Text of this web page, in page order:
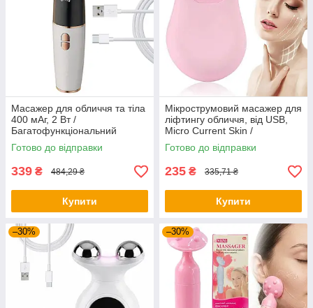
Масажер для обличчя та тіла
400 мАг, 2 Вт /
Багатофункціональний
масажер для догляду за
шкірою обличчя /
Вібромасажер для обличчя
Готово до відправки
339 ₴ 484,29 ₴
Купити
Мікрострумовий масажер для
ліфтингу обличчя, від USB,
Micro Current Skin /
Вібраційний масажер /
Масажер для обличчя з
Готово до відправки
235 ₴ 335,71 ₴
Купити
–30% –30%